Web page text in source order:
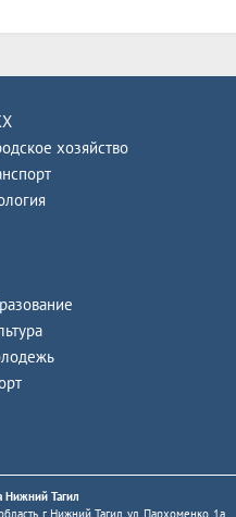
хозяйство
Нижний Тагил
г. Нижний Тагил, ул. Пархоменко, 1а